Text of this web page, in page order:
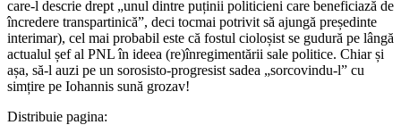
care-l descrie drept „unul dintre puținii politicieni care beneficiază de
încredere transpartinică”, deci tocmai potrivit să ajungă președinte
interimar), cel mai probabil este că fostul cioloșist se gudură pe lângă
actualul șef al PNL în ideea (re)înregimentării sale politice. Chiar și
așa, să-l auzi pe un sorosisto-progresist sadea „sorcovindu-l” cu
simțire pe Iohannis sună grozav!
Distribuie pagina: